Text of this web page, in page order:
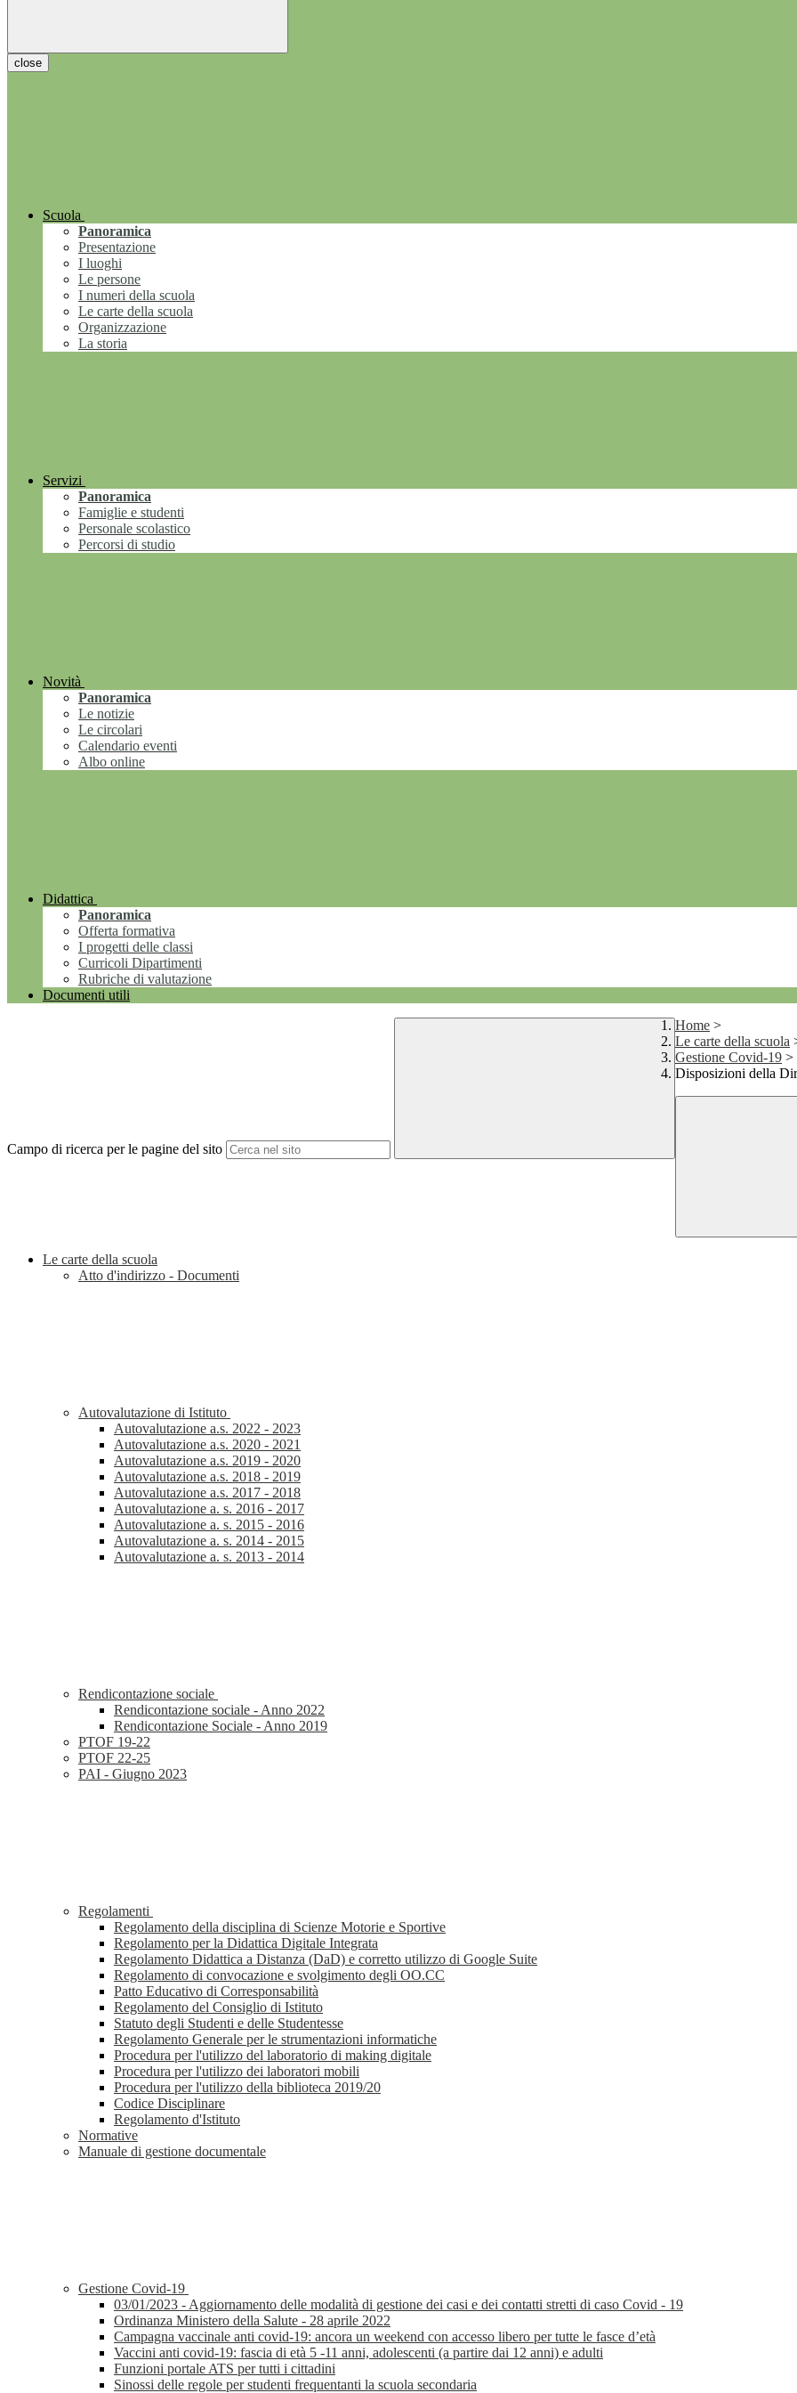
close
Scuola
Panoramica
Presentazione
I luoghi
Le persone
I numeri della scuola
Le carte della scuola
Organizzazione
La storia
Servizi
Panoramica
Famiglie e studenti
Personale scolastico
Percorsi di studio
Novità
Panoramica
Le notizie
Le circolari
Calendario eventi
Albo online
Didattica
Panoramica
Offerta formativa
I progetti delle classi
Curricoli Dipartimenti
Rubriche di valutazione
Documenti utili
Campo di ricerca per le pagine del sito
Home >
Le carte della scuola
Gestione Covid-19 >
Disposizioni della
Le carte della scuola
Atto d'indirizzo - Documenti
Autovalutazione di Istituto
Autovalutazione a.s. 2022 - 2023
Autovalutazione a.s. 2020 - 2021
Autovalutazione a.s. 2019 - 2020
Autovalutazione a.s. 2018 - 2019
Autovalutazione a.s. 2017 - 2018
Autovalutazione a. s. 2016 - 2017
Autovalutazione a. s. 2015 - 2016
Autovalutazione a. s. 2014 - 2015
Autovalutazione a. s. 2013 - 2014
Rendicontazione sociale
Rendicontazione sociale - Anno 2022
Rendicontazione Sociale - Anno 2019
PTOF 19-22
PTOF 22-25
PAI - Giugno 2023
Regolamenti
Regolamento della disciplina di Scienze Motorie e Sportive
Regolamento per la Didattica Digitale Integrata
Regolamento Didattica a Distanza (DaD) e corretto utilizzo di Google Suite
Regolamento di convocazione e svolgimento degli OO.CC
Patto Educativo di Corresponsabilità
Regolamento del Consiglio di Istituto
Statuto degli Studenti e delle Studentesse
Regolamento Generale per le strumentazioni informatiche
Procedura per l'utilizzo del laboratorio di making digitale
Procedura per l'utilizzo dei laboratori mobili
Procedura per l'utilizzo della biblioteca 2019/20
Codice Disciplinare
Regolamento d'Istituto
Normative
Manuale di gestione documentale
Gestione Covid-19
03/01/2023 - Aggiornamento delle modalità di gestione dei casi e dei contatti stretti di caso Covid - 19
Ordinanza Ministero della Salute - 28 aprile 2022
Campagna vaccinale anti covid-19: ancora un weekend con accesso libero per tutte le fasce d’età
Vaccini anti covid-19: fascia di età 5 -11 anni, adolescenti (a partire dai 12 anni) e adulti
Funzioni portale ATS per tutti i cittadini
Sinossi delle regole per studenti frequentanti la scuola secondaria